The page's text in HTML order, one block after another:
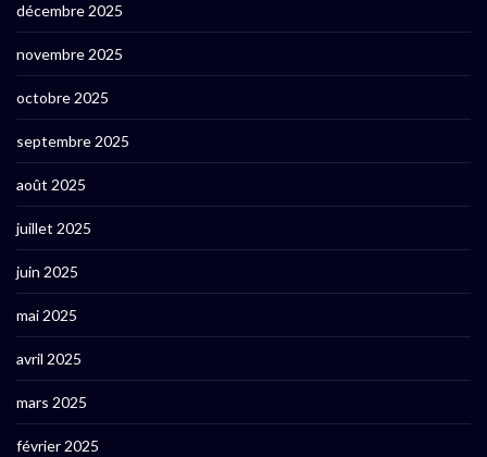
décembre 2025
novembre 2025
octobre 2025
septembre 2025
août 2025
juillet 2025
juin 2025
mai 2025
avril 2025
mars 2025
février 2025